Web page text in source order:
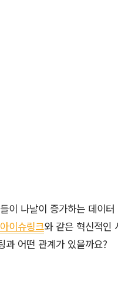
이 나날이 증가하는 데이
아이슈링크와 같은 혁신적인
과 어떤 관계가 있을까요?